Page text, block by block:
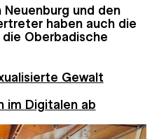
Neuenburg und den
haben auch die
Oberbadische
Gewalt
im Digitalen ab